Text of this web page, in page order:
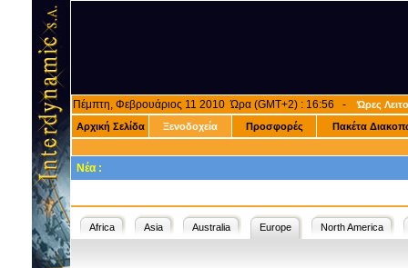
Πέμπτη, Φεβρουάριος 11 2010 Ώρα (GMT+2) : 16:56 -Ώρες
Αρχική Σελίδα
Ξενοδοχεία Προσφορές Πακέτα
Νέα :
Africa Asia Australia Europe North America